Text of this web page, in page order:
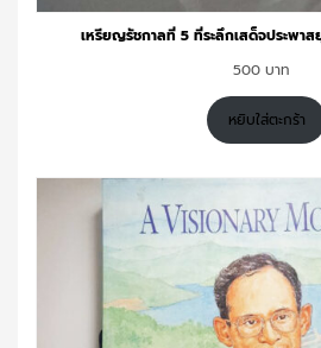
เหรียญรัชกาลที่ 5 ที่ระลึกเสด็จประพาส
500
หยิบใส่ตะกร้า